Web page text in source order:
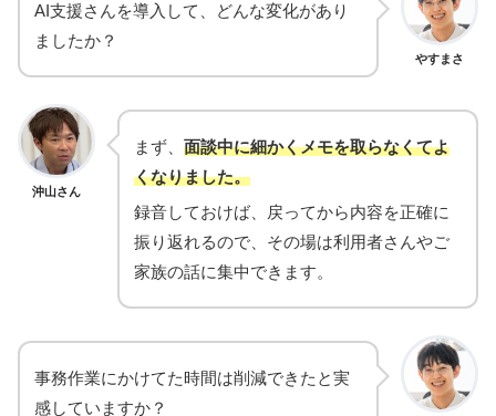
やすまさ
AI支援さんを導入して、どんな変化があり
ましたか？
沖山さん
まず、 面談中に細かくメモを取らなくてよ
くなりました。
録音しておけば、戻ってから内容を正確に
振り返れるので、その場は利用者さんやご
家族の話に集中できます。
事務作業にかけてた時間は削減できたと実
感していますか？